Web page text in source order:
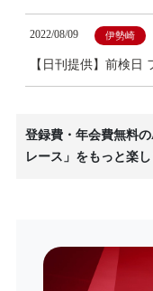
2022/08/09 伊勢崎
【日刊提供】前検日
登録費・年会費無料
レース」をもっと楽し